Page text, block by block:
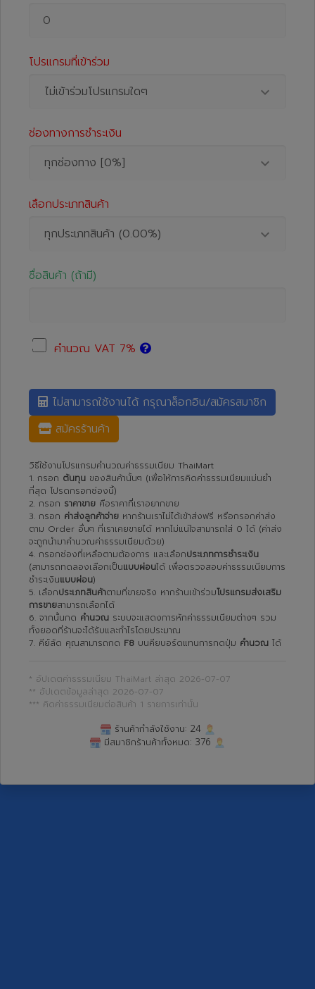
โปรแกรมที่เข้าร่วม
ไม่เข้าร่วมโปรแกรมใดๆ
ช่องทางการชำระเงิน
ทุกช่องทาง [0%]
เลือกประเภทสินค้า
ทุกประเภทสินค้า (0.00%)
ชื่อสินค้า (ถ้ามี)
คำนวณ VAT 7%
ไม่สามารถใช้งานได้ กรุณาล็อกอิน/สมัครสมาชิก
สมัครร้านค้า
วิธีใช้งานโปรแกรมคำนวณค่าธรรมเนียม ThaiMart
1. กรอก ต้นทุน ของสินค้านั้นๆ (เพื่อให้การคิดค่าธรรมเนียมแม่นยำ
ที่สุด โปรดกรอกช่องนี้)
2. กรอก ราคาขาย คือราคาที่เราอยากขาย
3. กรอก ค่าส่งลูกค้าจ่าย หากร้านเราไม่ได้เข้าส่งฟรี หรือกรอกค่าส่ง
ตาม Order อื่นๆ ที่เราเคยขายได้ หากไม่แน่ใจสามารถใส่ 0 ได้ (ค่าส่ง
จะถูกนำมาคำนวณค่าธรรมเนียมด้วย)
4. กรอกช่องที่เหลือตามต้องการ และเลือกประเภทการชำระเงิน
(สามารถทดลองเลือกเป็นแบบผ่อนได้ เพื่อตรวจสอบค่าธรรมเนียมการ
ชำระเงินแบบผ่อน)
5. เลือกประเภทสินค้าตามที่ขายจริง หากร้านเข้าร่วมโปรแกรมส่งเสริม
การขายสามารถเลือกได้
6. จากนั้นกด คำนวณ ระบบจะแสดงการหักค่าธรรมเนียมต่างๆ รวม
ทั้งยอดที่ร้านจะได้รับและกำไรโดยประมาณ
7. คีย์ลัด คุณสามารถกด F8 บนคียบอร์ดแทนการกดปุ่ม คำนวณ ได้
* อัปเดตค่าธรรมเนียม ThaiMart ล่าสุด 2026-07-07
** อัปเดตข้อมูลล่าสุด 2026-07-07
*** คิดค่าธรรมเนียมต่อสินค้า 1 รายการเท่านั้น
ร้านค้ากำลังใช้งาน: 24
มีสมาชิกร้านค้าทั้งหมด: 376